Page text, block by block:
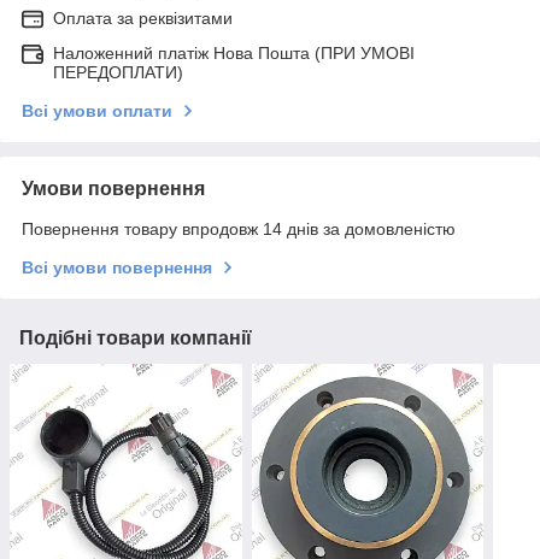
Оплата за реквізитами
Наложенний платіж Нова Пошта (ПРИ УМОВІ
ПЕРЕДОПЛАТИ)
Всі умови оплати
Умови повернення
Повернення товару впродовж 14 днів за домовленістю
Всі умови повернення
Подібні товари компанії